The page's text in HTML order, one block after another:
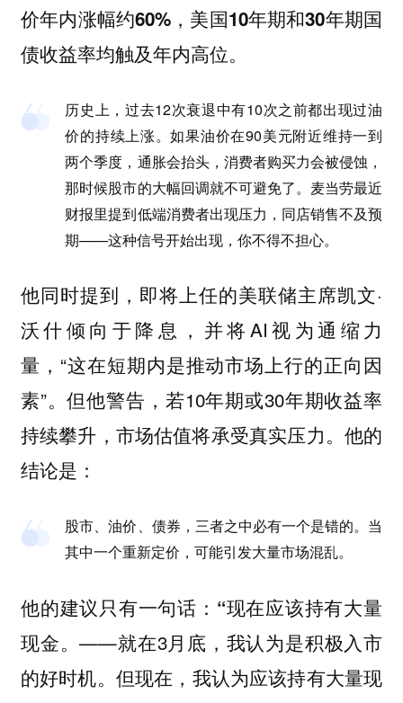
价年内涨幅约60%，美国10年期和30年期国
债收益率均触及年内高位。
历史上，过去12次衰退中有10次之前都出现过油
价的持续上涨。如果油价在90美元附近维持一到
两个季度，通胀会抬头，消费者购买力会被侵蚀，
那时候股市的大幅回调就不可避免了。麦当劳最近
财报里提到低端消费者出现压力，同店销售不及预
期——这种信号开始出现，你不得不担心。
他同时提到，即将上任的美联储主席凯文·
沃什倾向于降息，并将AI视为通缩力
量，“这在短期内是推动市场上行的正向因
素”。但他警告，若10年期或30年期收益率
持续攀升，市场估值将承受真实压力。他的
结论是：
股市、油价、债券，三者之中必有一个是错的。当
其中一个重新定价，可能引发大量市场混乱。
他的建议只有一句话：“现在应该持有大量
现金。——就在3月底，我认为是积极入市
的好时机。但现在，我认为应该持有大量现